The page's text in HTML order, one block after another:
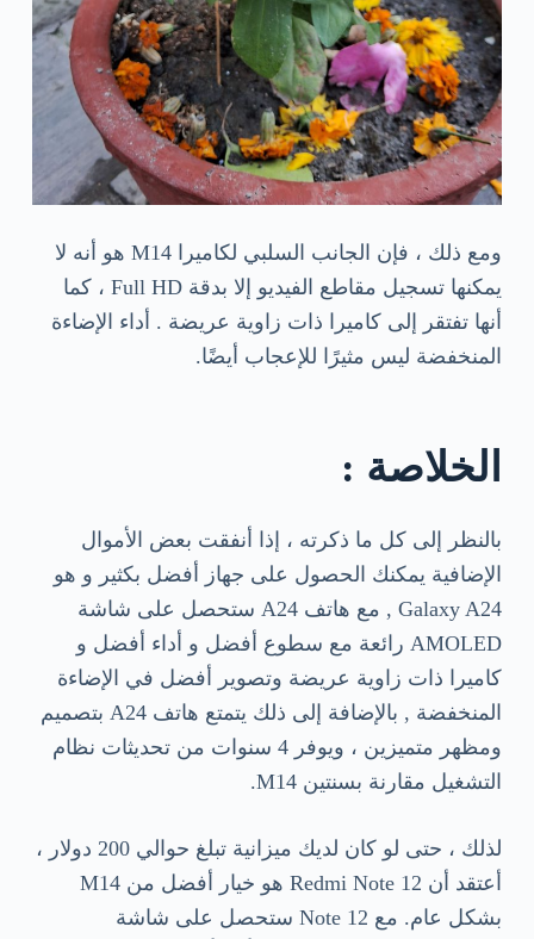
ومع ذلك ، فإن الجانب السلبي لكاميرا M14 هو أنه لا
يمكنها تسجيل مقاطع الفيديو إلا بدقة Full HD ، كما
أنها تفتقر إلى كاميرا ذات زاوية عريضة . أداء الإضاءة
المنخفضة ليس مثيرًا للإعجاب أيضًا.
الخلاصة :
بالنظر إلى كل ما ذكرته ، إذا أنفقت بعض الأموال
الإضافية يمكنك الحصول على جهاز أفضل بكثير و هو
Galaxy A24 , مع هاتف A24 ستحصل على شاشة
AMOLED رائعة مع سطوع أفضل و أداء أفضل و
كاميرا ذات زاوية عريضة وتصوير أفضل في الإضاءة
المنخفضة , بالإضافة إلى ذلك يتمتع هاتف A24 بتصميم
ومظهر متميزين ، ويوفر 4 سنوات من تحديثات نظام
التشغيل مقارنة بسنتين M14.
لذلك ، حتى لو كان لديك ميزانية تبلغ حوالي 200 دولار ،
أعتقد أن Redmi Note 12 هو خيار أفضل من M14
بشكل عام. مع Note 12 ستحصل على شاشة